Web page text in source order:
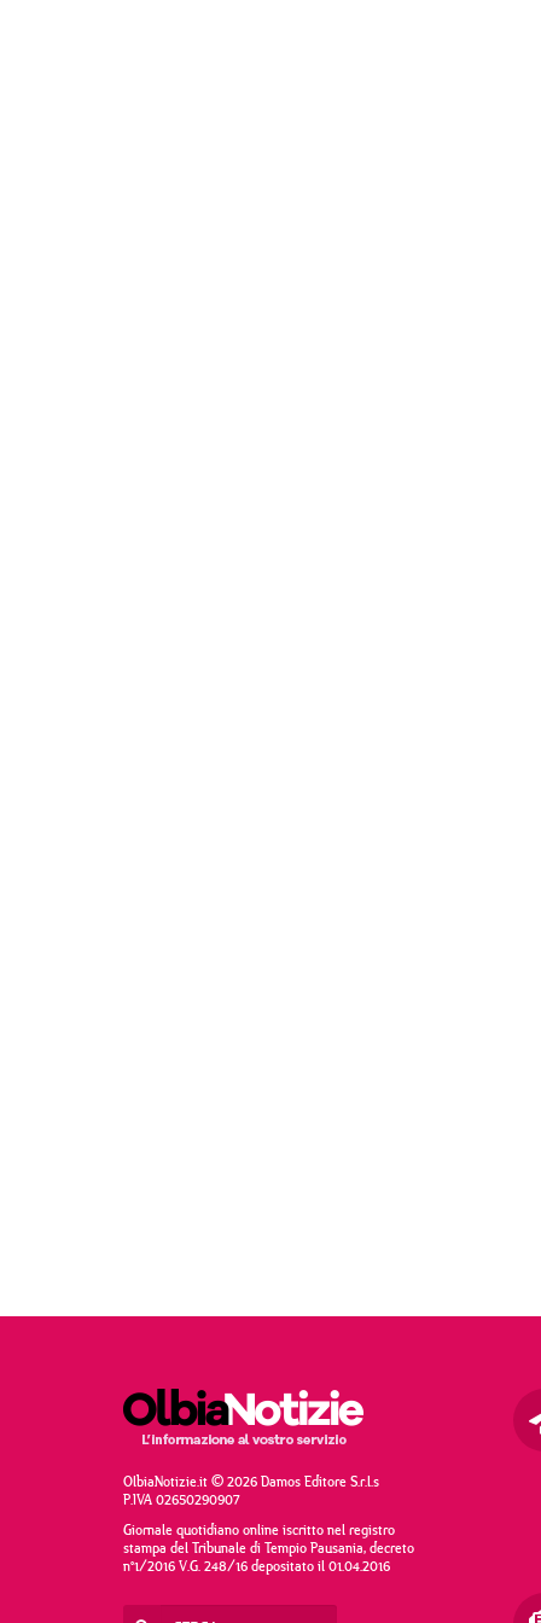
OlbiaNotizie.it © 2026 Damos Editore S.r.l.s
P.IVA 02650290907
Giornale quotidiano online iscritto nel registro
stampa del Tribunale di Tempio Pausania, decreto
n°1/2016 V.G. 248/16 depositato il 01.04.2016